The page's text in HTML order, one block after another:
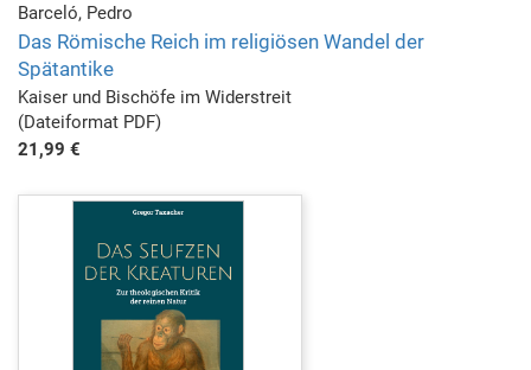
Barceló, Pedro
Das Römische Reich im religiösen Wandel der
Spätantike
Kaiser und Bischöfe im Widerstreit
(Dateiformat PDF)
21,99 €